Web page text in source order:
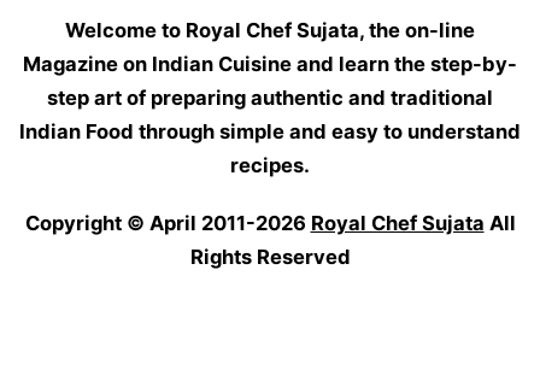
Welcome to Royal Chef Sujata, the on-line
Magazine on Indian Cuisine and learn the step-by-
step art of preparing authentic and traditional
Indian Food through simple and easy to understand
recipes.
Copyright © April 2011-2026 Royal Chef Sujata All
Rights Reserved